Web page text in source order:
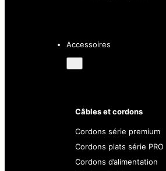
Accessoires
Câbles et cordons
Cordons série premium
Cordons plats série PRO
Cordons d’alimentation